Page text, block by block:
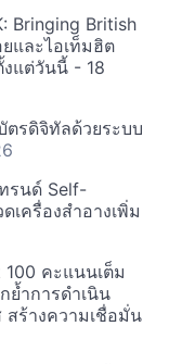
Bringing British
และไอเท็มฮิต
แต่วันนี้ - 18
ตรดิจิทัลด้วยระบบ
รนด์ Self-
ครื่องสำอางเพิ่ม
คะแนนเต็ม
ย้ำการดำเนิน
สร้างความเชื่อมั่น